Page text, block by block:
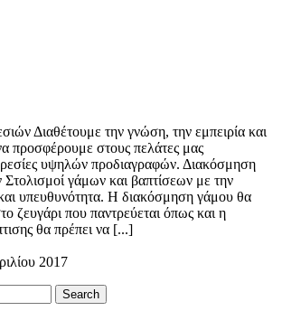
Διαθέτουμε την γνώση, την εμπειρία και
προσφέρουμε στους πελάτες μας
υψηλών προδιαγραφών. Διακόσμηση
γάμων και βαπτίσεων με την
υπευθυνότητα. Η διακόσμηση γάμου θα
ζευγάρι που παντρεύεται όπως και η
θα πρέπει να [...]
2017